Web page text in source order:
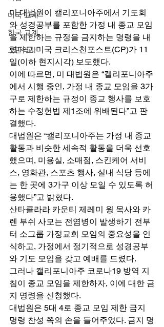
미국 교계
한국 교계
교단역사
미 대법원이 캘리포니아주에서 기도회
와 성경공부를 포함한 가정 내 종교 모임
을 제한하는 규정을 금지하는 명령을 내
렸다고 미국 크리스천포스트(CP)가 11
일(이하 현지시각) 보도했다.
이에 따르면, 미 대법원은 “캘리포니아주
에서 시행 중인, 가정 내 종교 모임을 3가
구로 제한하는 규정이 종교 행사를 보호
하는 수정헌법 제1조에 위배된다”고 판
결했다.
대법원은 “캘리포니아주는 가정 내 종교
활동과 비슷한 세속적 활동을 더욱 선호
했으며, 미용실, 소매점, 스킨케어 서비
스, 영화관, 스포츠 행사, 실내 식당 등에
는 한 곳에 3가구 이상 모일 수 있도록 허
용했다”고 밝혔다.
산타클라라 카운티 제레미 윙 목사와 카
렌 부쉬 사모는 전염병이 발생하기 전부
터 소그룹 가정교회 모임의 중요성을 인
식하고, 가정에서 정기적으로 성경공부
와 기도 모임을 갖고 예배를 드렸다.
그러나 캘리포니아주 코로나19 방역 지
침이 종교 모임을 제한하자, 이에 대한 금
지 명령을 신청했다.
대법원은 5대 4로 종교 모임 제한 금지
명령 찬성 쪽의 손을 들어주었다. 금지 명